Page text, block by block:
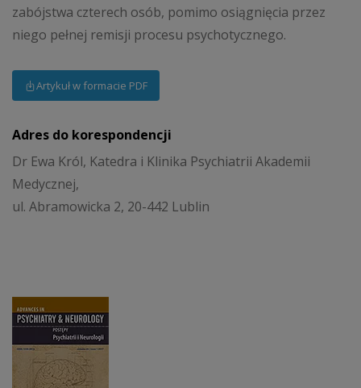
zabójstwa czterech osób, pomimo osiągnięcia przez
niego pełnej remisji procesu psychotycznego.
Artykuł w formacie PDF
Adres do korespondencji
Dr Ewa Król, Katedra i Klinika Psychiatrii Akademii
Medycznej,
ul. Abramowicka 2, 20-442 Lublin